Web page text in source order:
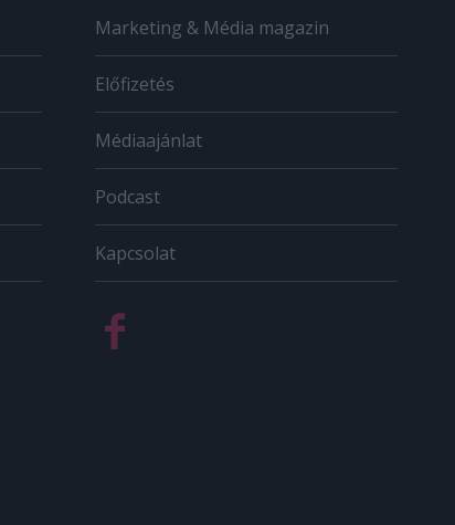
Marketing & Média magazin
Előfizetés
Médiaajánlat
Podcast
Kapcsolat